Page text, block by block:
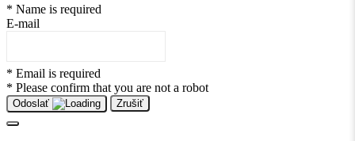
* Name is required
E-mail
* Email is required
* Please confirm that you are not a robot
Odoslať Zrušiť